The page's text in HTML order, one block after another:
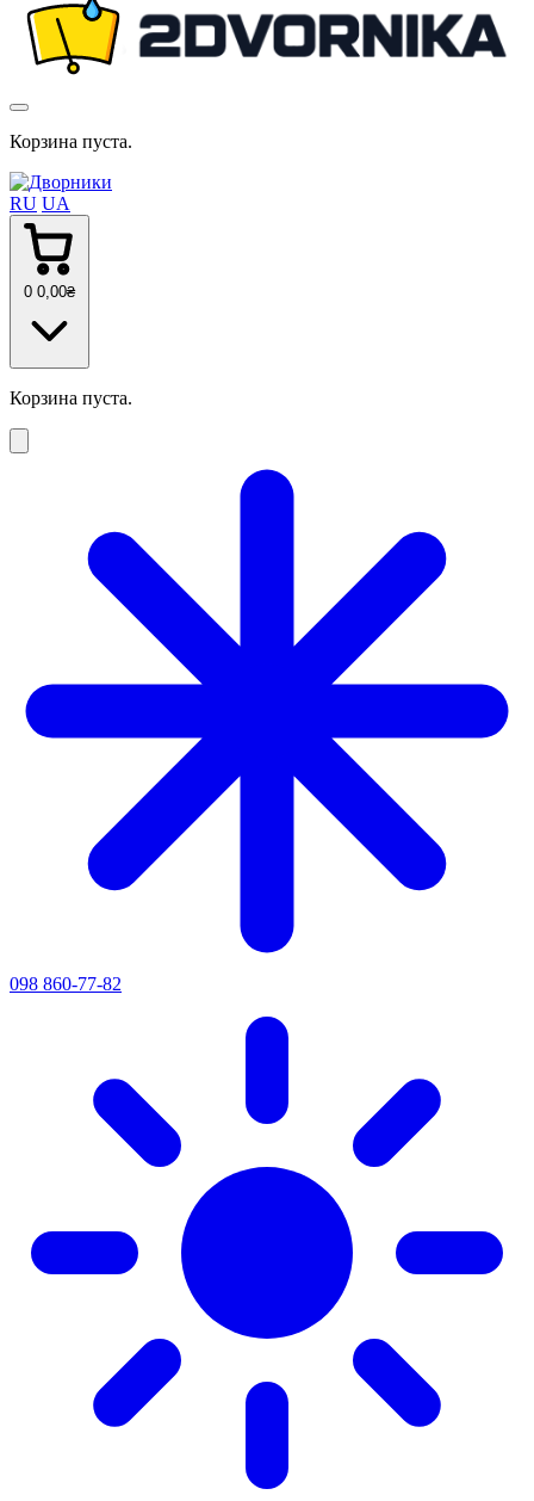
Корзина пуста.
RU UA
0 0 ,00₴
Корзина пуста.
098 860-77-82